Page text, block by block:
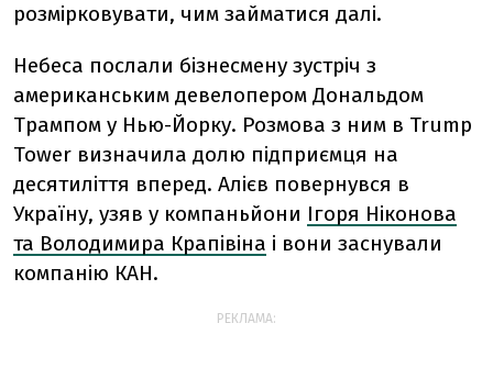
розмірковувати, чим займатися далі.
Небеса послали бізнесмену зустріч з
американським девелопером Дональдом
Трампом у Нью-Йорку. Розмова з ним в Trump
Tower визначила долю підприємця на
десятиліття вперед. Алієв повернувся в
Україну, узяв у компаньйони Ігоря Ніконова
та Володимира Крапівіна і вони заснували
компанію КАН.
РЕКЛАМА: